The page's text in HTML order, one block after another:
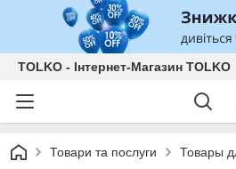
TOLKO - Інтернет-Магазин TOLKO
Товари та послуги Товары